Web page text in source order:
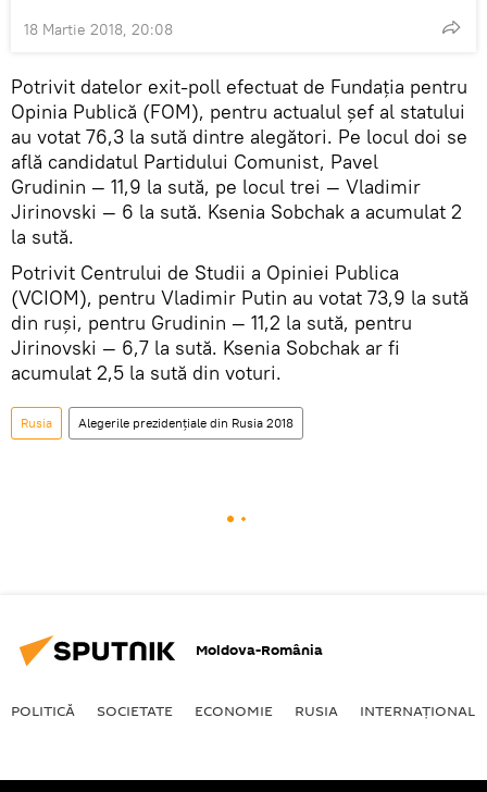
18 Martie 2018, 20:08
Potrivit datelor exit-poll efectuat de Fundația pentru
Opinia Publică (FOM), pentru actualul șef al statului
au votat 76,3 la sută dintre alegători. Pe locul doi se
află candidatul Partidului Comunist, Pavel
Grudinin — 11,9 la sută, pe locul trei — Vladimir
Jirinovski — 6 la sută. Ksenia Sobchak a acumulat 2
la sută.
Potrivit Centrului de Studii a Opiniei Publica
(VCIOM), pentru Vladimir Putin au votat 73,9 la sută
din ruși, pentru Grudinin — 11,2 la sută, pentru
Jirinovski — 6,7 la sută. Ksenia Sobchak ar fi
acumulat 2,5 la sută din voturi.
Rusia Alegerile prezidențiale din Rusia 2018
Moldova-România
POLITICĂ SOCIETATE ECONOMIE RUSIA INTERNAŢIONAL